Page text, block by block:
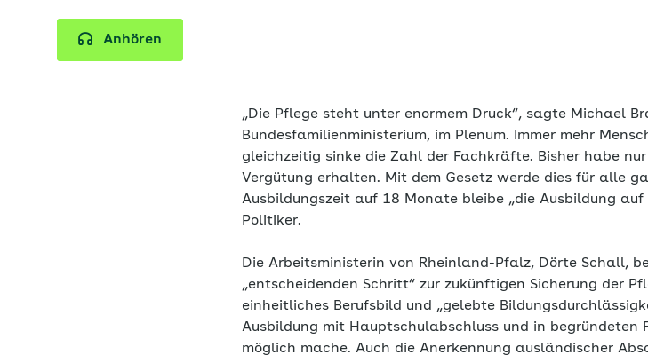
Anhören
„Die Pflege steht unter enormem Druck“, sagte Michael
Bundesfamilienministerium, im Plenum. Immer mehr
gleichzeitig sinke die Zahl der Fachkräfte. Bisher habe
Vergütung erhalten. Mit dem Gesetz werde dies für alle
Ausbildungszeit auf 18 Monate bleibe „die Ausbildung auf
Politiker.
Die Arbeitsministerin von Rheinland-Pfalz, Dörte Schall,
„entscheidenden Schritt“ zur zukünftigen Sicherung der
einheitliches Berufsbild und „gelebte
Ausbildung mit Hauptschulabschluss und in begründeten
möglich mache. Auch die Anerkennung ausländischer